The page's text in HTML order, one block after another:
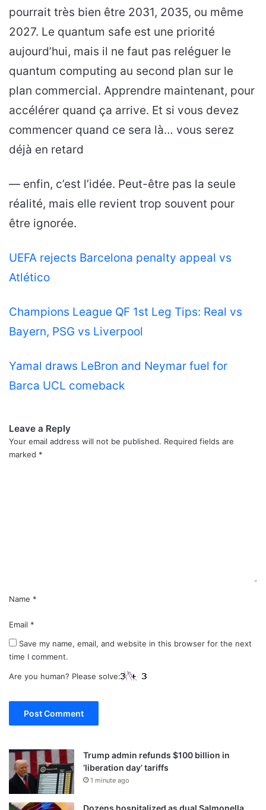
pourrait très bien être 2031, 2035, ou même
2027. Le quantum safe est une priorité
aujourd’hui, mais il ne faut pas reléguer le
quantum computing au second plan sur le
plan commercial. Apprendre maintenant, pour
accélérer quand ça arrive. Et si vous devez
commencer quand ce sera là… vous serez
déjà en retard
— enfin, c’est l’idée. Peut-être pas la seule
réalité, mais elle revient trop souvent pour
être ignorée.
UEFA rejects Barcelona penalty appeal vs
Atlético
Champions League QF 1st Leg Tips: Real vs
Bayern, PSG vs Liverpool
Yamal draws LeBron and Neymar fuel for
Barca UCL comeback
Leave a Reply
Your email address will not be published. Required fields are
marked *
Name *
Email *
Save my name, email, and website in this browser for the next
time I comment.
Are you human? Please solve:
Trump admin refunds $100 billion in
‘liberation day’ tariffs
1 minute ago
Dozens hospitalized as dual Salmonella